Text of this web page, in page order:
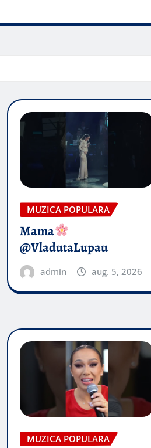
MUZICA POPULARA
Mama
@VladutaLupau
admin aug. 5, 2026
MUZICA POPULARA